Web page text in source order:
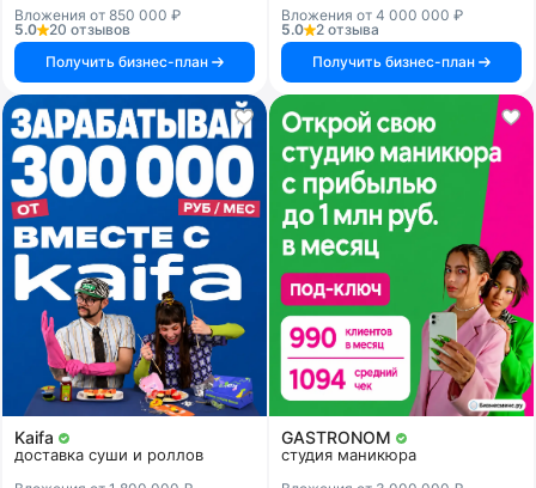
Вложения от 850 000 ₽
5.0
20 отзывов
Получить бизнес-план
Вложения от 4 000 000 ₽
5.0
2 отзыва
Получить бизнес-план
Kaifa
доставка суши и роллов
GASTRONOM
студия маникюра